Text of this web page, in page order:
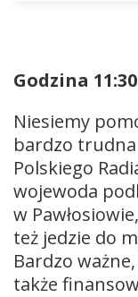
Godzina 11:30
Niesiemy
bardzo trudna
Polskiego
wojewoda
w
też jedzie do
Bardzo
także